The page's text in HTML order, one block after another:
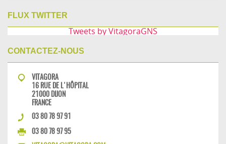
FLUX TWITTER
Tweets by VitagoraGNS
CONTACTEZ-NOUS
VITAGORA
16 RUE DE L'HÔPITAL
21000 DIJON
FRANCE
03 80 78 97 91
03 80 78 97 95